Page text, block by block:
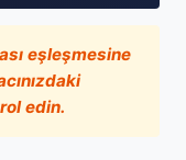
eşleşmesine
edin.